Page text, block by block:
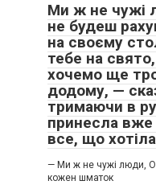
Ми ж не чужі
не будеш
на своєму
тебе на
хочемо ще
додому, —
тримаючи в
принесла вже
все, що хотіла
— Ми ж не чужі люди,
кожен шматок